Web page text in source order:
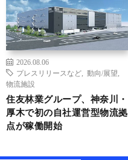
2026.08.06
プレスリリースなど
動向/展望
物流施設
住友林業グループ、神奈川・
厚木で初の自社運営型物流拠
点が稼働開始